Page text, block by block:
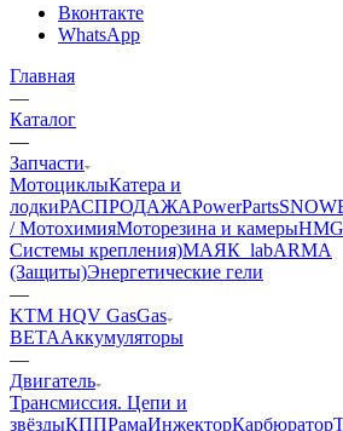
Вконтакте
WhatsApp
Главная
—
Каталог
—
Запчасти
МотоциклыКатера и
лодкиРАСПРОДАЖАPowerParts
/ МотохимияМоторезина и камеры
Системы крепления)МАЯК_labARMA
(Защиты)Энергетические гели
—
KTM HQV GasGas
BETAАккумуляторы
—
Двигатель
Трансмиссия. Цепи и
звёздыКППРамаИнжекторКарбюратор